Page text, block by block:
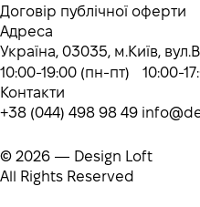
Договір публічної оферти
Адреса
Україна, 03035, м.Київ,
10:00-19:00 (пн-пт) 10:00-
Контакти
+38 (044) 498 98 49
© 2026 — Design Loft
All Rights Reserved